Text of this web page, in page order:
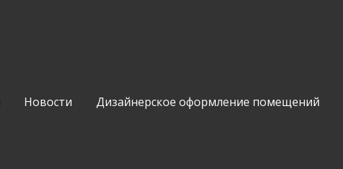
Новости Дизайнерское оформление помещений